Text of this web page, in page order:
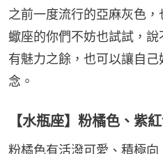
之前一度流行的亞麻灰色
蠍座的你們不妨也試試，
有魅力之餘，也可以讓自
念。
【水瓶座】粉橘色、紫
粉橘色有活潑可愛、積極